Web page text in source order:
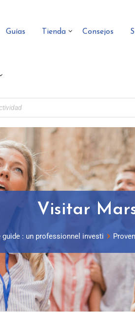
Guías Tienda Consejos
Visitar
guide : un professionnel investi